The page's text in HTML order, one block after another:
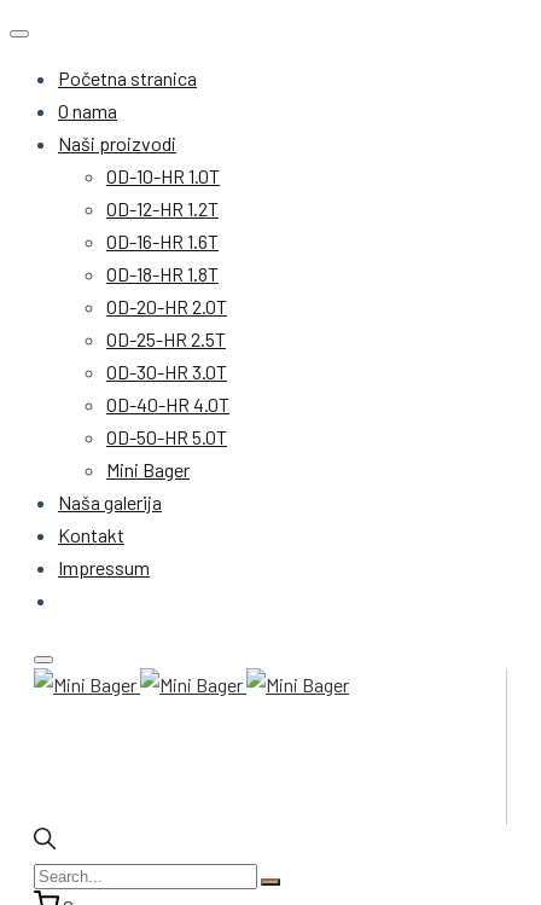
Početna stranica
O nama
Naši proizvodi
OD-10-HR 1.0T
OD-12-HR 1.2T
OD-16-HR 1.6T
OD-18-HR 1.8T
OD-20-HR 2.0T
OD-25-HR 2.5T
OD-30-HR 3.0T
OD-40-HR 4.0T
OD-50-HR 5.0T
Mini Bager
Naša galerija
Kontakt
Impressum